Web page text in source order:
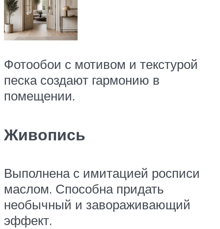
Фотообои с мотивом и текстурой
песка создают гармонию в
помещении.
Живопись
Выполнена с имитацией росписи
маслом. Способна придать
необычный и завораживающий
эффект.